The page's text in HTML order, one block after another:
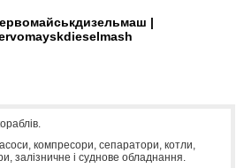
|
компресори, сепаратори, котли,
залізничне і суднове обладнання.